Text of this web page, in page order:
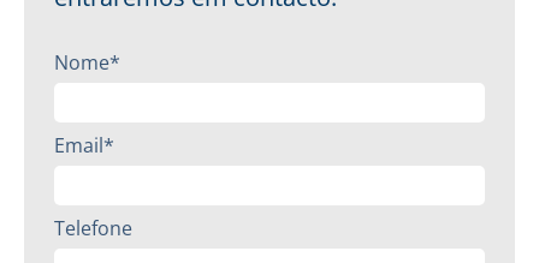
Nome*
Email*
Telefone